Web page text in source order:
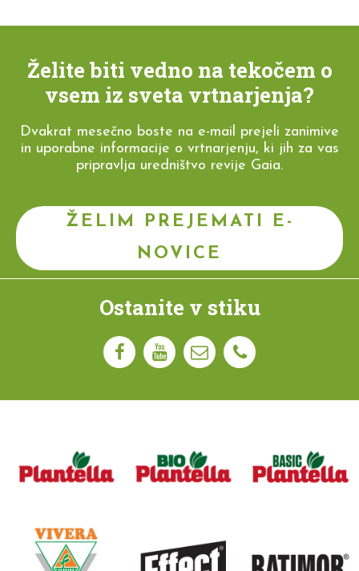
Želite biti vedno na tekočem o
vsem iz sveta vrtnarjenja?
Dvakrat mesečno boste na e-mail prejeli zanimive
in uporabne informacije o vrtnarjenju, ki jih za vas
pripravlja uredništvo revije Gaia.
ŽELIM PREJEMATI E-
NOVICE
Ostanite v stiku